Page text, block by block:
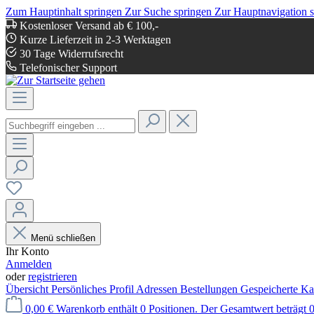
Zum Hauptinhalt springen Zur Suche springen Zur Hauptnavigation
Kostenloser Versand ab € 100,-
Kurze Lieferzeit in 2-3 Werktagen
30 Tage Widerrufsrecht
Telefonischer Support
Menü schließen
Ihr Konto
Anmelden
oderregistrieren
Übersicht Persönliches Profil Adressen Bestellungen Gespeicherte
0,00 € Warenkorb enthält 0 Positionen. Der Gesamtwert beträgt